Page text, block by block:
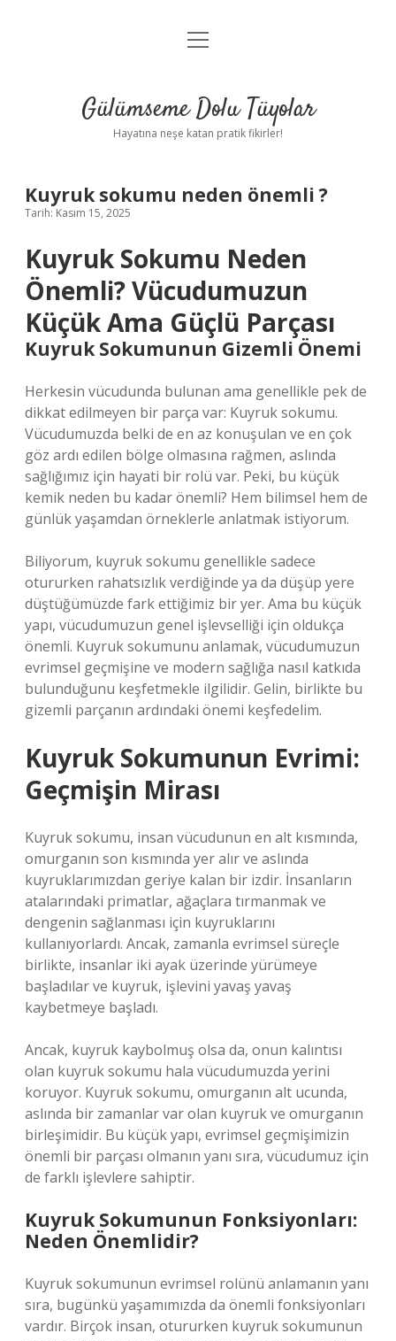
Anasayfa
Yasal Uyarı
menüyü
Gülümseme Dolu Tüyolar
Hayatına neşe katan pratik fikirler!
Kuyruk sokumu neden önemli ?
Tarih: Kasım 15, 2025
Kuyruk Sokumu Neden
Önemli? Vücudumuzun
Küçük Ama Güçlü Parçası
Kuyruk Sokumunun Gizemli Önemi
Herkesin vücudunda bulunan ama genellikle pek de
dikkat edilmeyen bir parça var: Kuyruk sokumu.
Vücudumuzda belki de en az konuşulan ve en çok
göz ardı edilen bölge olmasına rağmen, aslında
sağlığımız için hayati bir rolü var. Peki, bu küçük
kemik neden bu kadar önemli? Hem bilimsel hem de
günlük yaşamdan örneklerle anlatmak istiyorum.
Biliyorum, kuyruk sokumu genellikle sadece
otururken rahatsızlık verdiğinde ya da düşüp yere
düştüğümüzde fark ettiğimiz bir yer. Ama bu küçük
yapı, vücudumuzun genel işlevselliği için oldukça
önemli. Kuyruk sokumunu anlamak, vücudumuzun
evrimsel geçmişine ve modern sağlığa nasıl katkıda
bulunduğunu keşfetmekle ilgilidir. Gelin, birlikte bu
gizemli parçanın ardındaki önemi keşfedelim.
Kuyruk Sokumunun Evrimi:
Geçmişin Mirası
Kuyruk sokumu, insan vücudunun en alt kısmında,
omurganın son kısmında yer alır ve aslında
kuyruklarımızdan geriye kalan bir izdir. İnsanların
atalarındaki primatlar, ağaçlara tırmanmak ve
dengenin sağlanması için kuyruklarını
kullanıyorlardı. Ancak, zamanla evrimsel süreçle
birlikte, insanlar iki ayak üzerinde yürümeye
başladılar ve kuyruk, işlevini yavaş yavaş
kaybetmeye başladı.
Ancak, kuyruk kaybolmuş olsa da, onun kalıntısı
olan kuyruk sokumu hala vücudumuzda yerini
koruyor. Kuyruk sokumu, omurganın alt ucunda,
aslında bir zamanlar var olan kuyruk ve omurganın
birleşimidir. Bu küçük yapı, evrimsel geçmişimizin
önemli bir parçası olmanın yanı sıra, vücudumuz için
de farklı işlevlere sahiptir.
Kuyruk Sokumunun Fonksiyonları:
Neden Önemlidir?
Kuyruk sokumunun evrimsel rolünü anlamanın yanı
sıra, bugünkü yaşamımızda da önemli fonksiyonları
vardır. Birçok insan, otururken kuyruk sokumunun